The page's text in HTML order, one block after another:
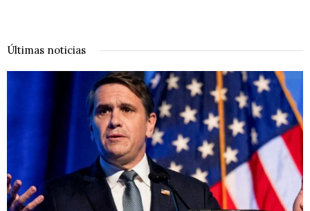
Últimas noticias